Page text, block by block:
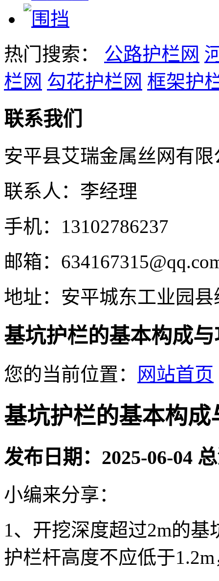
热门搜索： 公路护栏网
栏网 勾花护栏网 框架护
联系我们
安平县艾瑞金属丝网有限
联系人：李经理
手机：13102786237
邮箱：
地址：安平城东工业园县
基坑护栏的基本构成
您的当前位置： 网站首页
基坑护栏的基本构成
发布日期：2025-06-04
小编来分享：
1、开挖深度超过2m的
护栏杆高度不应低于